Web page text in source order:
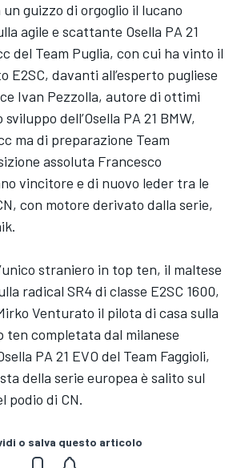
guizzo di orgoglio il lucano
agile e scattante Osella PA 21
del Team Puglia, con cui ha vinto il
E2SC, davanti all’esperto pugliese
Ivan Pezzolla, autore di ottimi
dell’Osella PA 21 BMW,
ma di preparazione Team
assoluta Francesco
vincitore e di nuovo leder tra le
con motore derivato dalla serie,
straniero in top ten, il maltese
radical SR4 di classe E2SC 1600,
Venturato il pilota di casa sulla
ten completata dal milanese
PA 21 EVO del Team Faggioli,
della serie europea è salito sul
podio di CN.
o salva questo articolo